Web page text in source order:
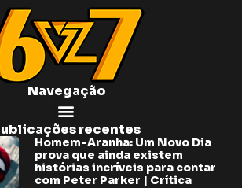
Navegação
recentes
Homem-Aranha: Um Novo Dia
prova que ainda existem
histórias incríveis para contar
com Peter Parker | Crítica